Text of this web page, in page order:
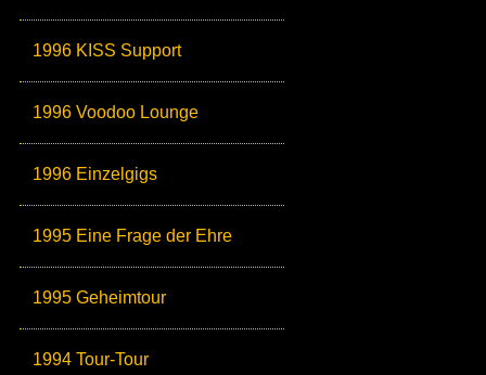
1996 KISS Support
1996 Voodoo Lounge
1996 Einzelgigs
1995 Eine Frage der Ehre
1995 Geheimtour
1994 Tour-Tour